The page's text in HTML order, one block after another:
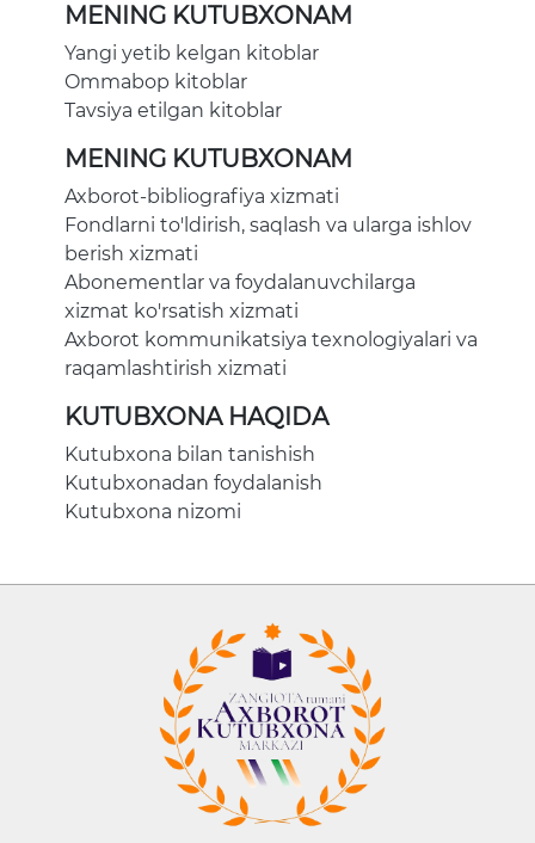
MENING KUTUBXONAM
Yangi yetib kelgan kitoblar
Ommabop kitoblar
Tavsiya etilgan kitoblar
MENING KUTUBXONAM
Axborot-bibliografiya xizmati
Fondlarni to'ldirish, saqlash va ularga ishlov
berish xizmati
Abonementlar va foydalanuvchilarga
xizmat ko'rsatish xizmati
Axborot kommunikatsiya texnologiyalari va
raqamlashtirish xizmati
KUTUBXONA HAQIDA
Kutubxona bilan tanishish
Kutubxonadan foydalanish
Kutubxona nizomi